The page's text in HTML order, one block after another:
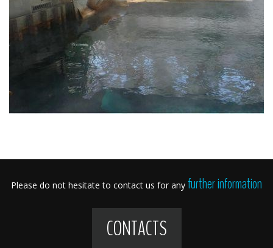
Please do not hesitate to contact us for any further information
CONTACTS